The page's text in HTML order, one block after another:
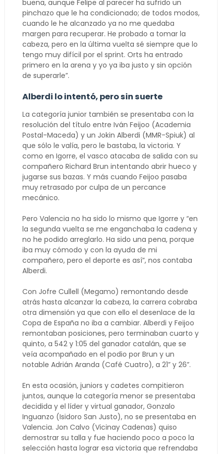
buena, aunque Felipe al parecer ha sufrido un
pinchazo que le ha condicionado; de todos modos,
cuando le he alcanzado ya no me quedaba
margen para recuperar. He probado a tomar la
cabeza, pero en la última vuelta sé siempre que lo
tengo muy difícil por el sprint. Orts ha entrado
primero en la arena y yo ya iba justo y sin opción
de superarle”.
Alberdi lo intentó, pero sin suerte
La categoría junior también se presentaba con la
resolución del título entre Iván Feijoo (Academia
Postal-Maceda) y un Jokin Alberdi (MMR-Spiuk) al
que sólo le valía, pero le bastaba, la victoria. Y
como en Igorre, el vasco atacaba de salida con su
compañero Richard Brun intentando abrir hueco y
jugarse sus bazas. Y más cuando Feijoo pasaba
muy retrasado por culpa de un percance
mecánico.
Pero Valencia no ha sido lo mismo que Igorre y “en
la segunda vuelta se me enganchaba la cadena y
no he podido arreglarlo. Ha sido una pena, porque
iba muy cómodo y con la ayuda de mi
compañero, pero el deporte es así”, nos contaba
Alberdi.
Con Jofre Cullell (Megamo) remontando desde
atrás hasta alcanzar la cabeza, la carrera cobraba
otra dimensión ya que con ello el desenlace de la
Copa de España no iba a cambiar. Alberdi y Feijoo
remontaban posiciones, pero terminaban cuarto y
quinto, a 542 y 1:05 del ganador catalán, que se
veía acompañado en el podio por Brun y un
notable Adrián Aranda (Café Cuatro), a 21” y 26”.
En esta ocasión, juniors y cadetes compitieron
juntos, aunque la categoría menor se presentaba
decidida y el líder y virtual ganador, Gonzalo
Inguanzo (Isidoro San Justo), no se presentaba en
Valencia. Jon Calvo (Vicinay Cadenas) quiso
demostrar su talla y fue haciendo poco a poco la
selección hasta lograr esa victoria que refrendaba